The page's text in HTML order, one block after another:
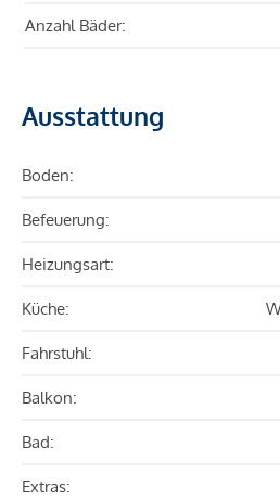
Anzahl Bäder:
Ausstattung
Boden:
Befeuerung:
Heizungsart:
Küche:
Fahrstuhl:
Balkon:
Bad:
Extras: